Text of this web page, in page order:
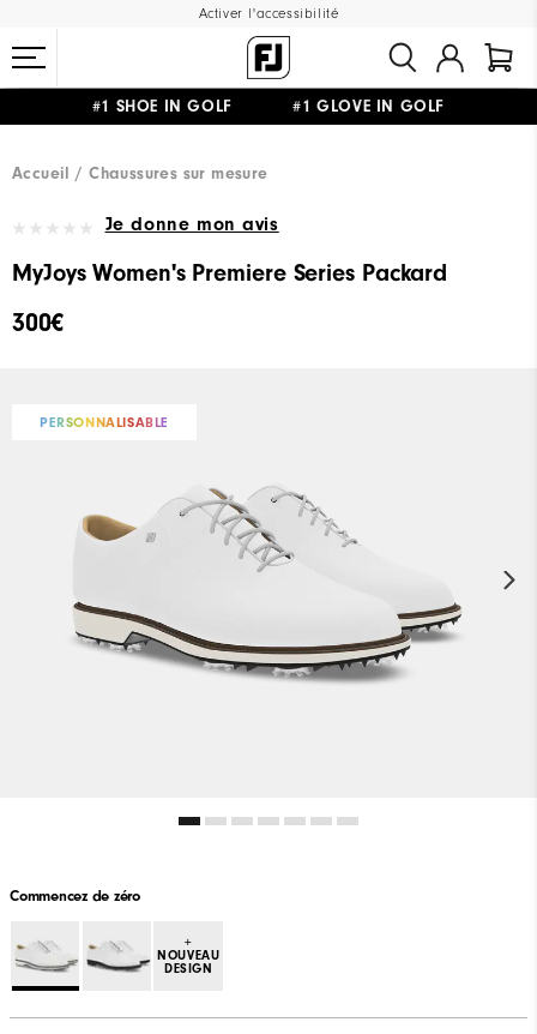
Activer l'accessibilité
#1 SHOE IN GOLF #1 GLOVE IN GOLF
Accueil
Chaussures sur mesure
Je donne mon avis
MyJoys Women's Premiere Series Packard
300€
PERSONNALISABLE
Commencez de zéro
+
NOUVEAU
DESIGN